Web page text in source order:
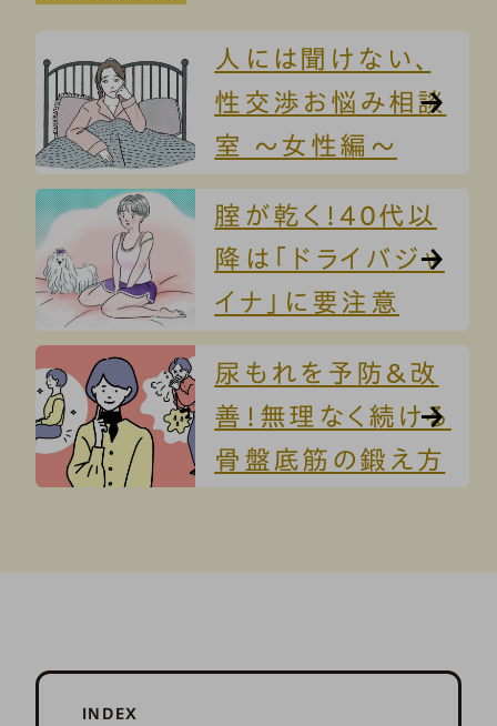
人には聞けない、
性交渉お悩み相談
室 ～女性編～
腟が乾く！40代以
降は「ドライバジャ
イナ」に要注意
尿もれを予防＆改
善！無理なく続ける
骨盤底筋の鍛え方
INDEX